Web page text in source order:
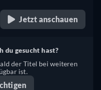
Jetzt anschauen
du gesucht hast?
der Titel bei weiteren
ist.